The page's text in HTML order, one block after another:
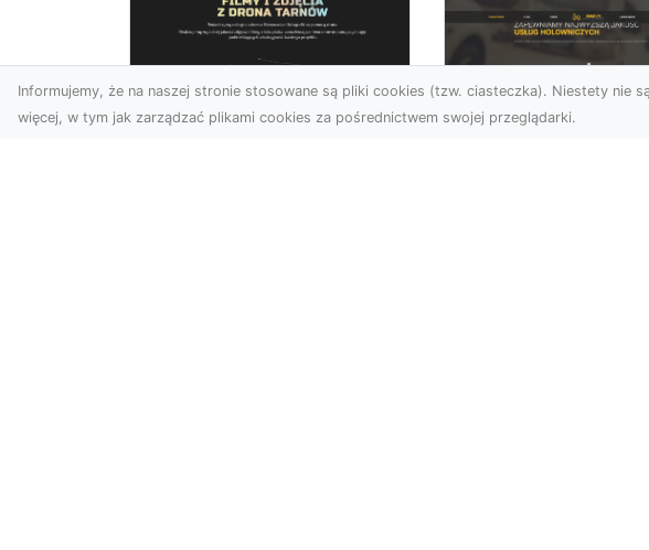
Informujemy, że na naszej stronie stosowane są pliki cookies (tzw. ciasteczka). Niestety nie
więcej, w tym jak zarządzać plikami cookies za pośrednictwem swojej przeglądarki.